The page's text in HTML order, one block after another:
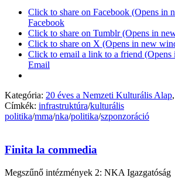
Click to share on Facebook (Opens in
Facebook
Click to share on Tumblr (Opens in
Click to share on X (Opens in new
Click to email a link to a friend
Email
Kategória: 20 éves a Nemzeti Kulturális Alap,
Címkék: infrastruktúra/kulturális
politika/mma/nka/politika/szponzoráció
Finita la commedia
Megszűnő intézmények 2: NKA Igazgatóság